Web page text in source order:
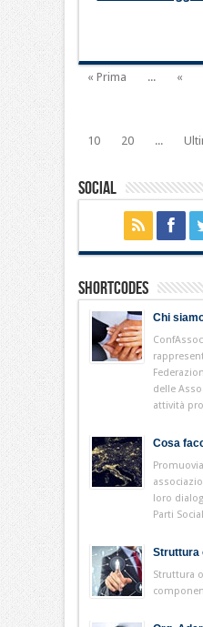
« Prima ... «
10
20 ...
Social
Shortcodes
Chi
delle
attività
Cosa
loro
Parti
Struttura
Struttura